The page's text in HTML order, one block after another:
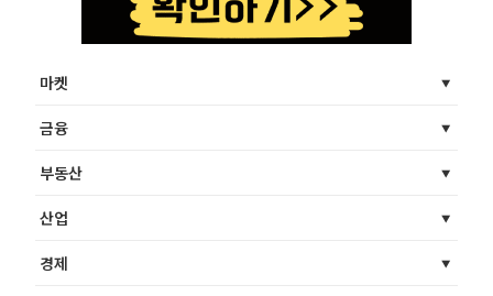
마켓
금융
부동산
산업
경제